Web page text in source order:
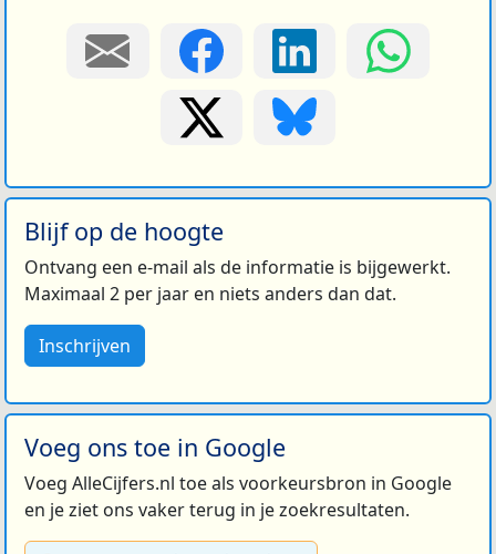
Blijf op de hoogte
Ontvang een e-mail als de informatie is bijgewerkt.
Maximaal 2 per jaar en niets anders dan dat.
Inschrijven
Voeg ons toe in Google
Voeg AlleCijfers.nl toe als voorkeursbron in Google
en je ziet ons vaker terug in je zoekresultaten.